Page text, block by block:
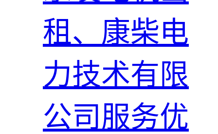
租、康柴电
力技术有限
公司服务优